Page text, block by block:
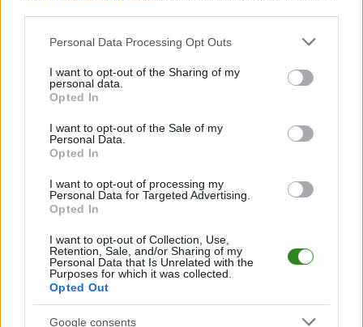
Please note that this website/app uses one or more Google
not limited to your visit or usage behaviour. You may click to
grant or deny consent to Google and its third-party tags to
use your data for below specified purposes in below Google
consent section.
Personal Data Processing Opt Outs
I want to opt-out of the Sharing of my
personal data.
Opted In
I want to opt-out of the Sale of my
Personal Data.
Opted In
I want to opt-out of processing my
Personal Data for Targeted Advertising.
Opted In
I want to opt-out of Collection, Use,
Retention, Sale, and/or Sharing of my
Personal Data that Is Unrelated with the
Purposes for which it was collected.
Opted Out
Google consents
aktualizujemy zależnie od poziomu ligi i dostępnych źródeł.
Śledź mecze swojej drużyny
Jeśli jesteś kibicem klubu Górnik Strachocina lub Strzelec Frysztak -
zaglądaj tutaj częściej. Nasz serwis regularnie dostarcza informacje o
terminach meczów, wynikach, transferach i newsach klubowych
piłkarskichw województwie. Sprawdź nasze relacje, śledź ulubioną ligę i
bądź na bieżąco z wydarzeniami z boisk!
Górnik Strachocina - Strzelec Frysztakodbędzie się w ramach
25. kolejki - Krosno > Klasa Okręgowa. Spotkanie zostanie rozegrane w
Górnik Strachocinaprzystępuje do tego spotkania w roli gospodarza.
Jak drużyna radzi sobie w sezonie 2025/2026 rozgrywek Krosno > Klasa
Okręgowa przed własną publicznością? Na tej stronie możecie zobaczyć
tabelę uwzględniającą tylko mecze u siebie. W tabeli biorącej pod uwagę
tylko mecze wyjazdowe możecie natomiast sprawdzić jak spisuje się klub
Strzelec Frysztak.